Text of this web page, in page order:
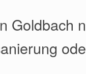
Goldbach